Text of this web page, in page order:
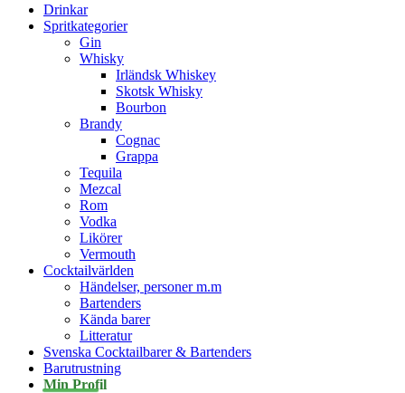
Drinkar
Spritkategorier
Gin
Whisky
Irländsk Whiskey
Skotsk Whisky
Bourbon
Brandy
Cognac
Grappa
Tequila
Mezcal
Rom
Vodka
Likörer
Vermouth
Cocktailvärlden
Händelser, personer m.m
Bartenders
Kända barer
Litteratur
Svenska Cocktailbarer & Bartenders
Barutrustning
Min Profil